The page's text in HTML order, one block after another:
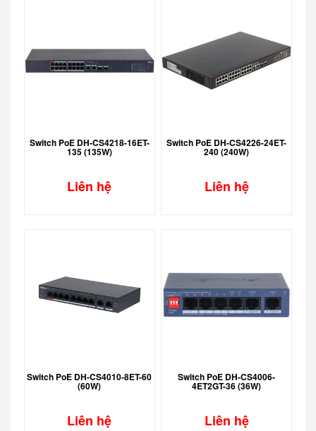
Switch PoE DH-CS4218-16ET-
135 (135W)
Liên hệ
Switch PoE DH-CS4226-24ET-
240 (240W)
Liên hệ
Switch PoE DH-CS4010-8ET-60
(60W)
Liên hệ
Switch PoE DH-CS4006-
4ET2GT-36 (36W)
Liên hệ